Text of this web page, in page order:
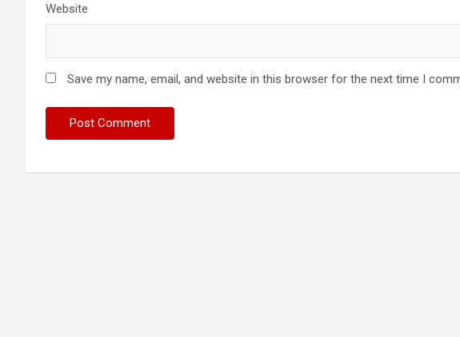
Website
Save my name, email, and website in this browser for the next time I